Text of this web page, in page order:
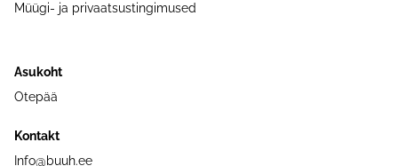
Müügi- ja privaatsustingimused
Asukoht
Otepää
Kontakt
Info@buuh.ee